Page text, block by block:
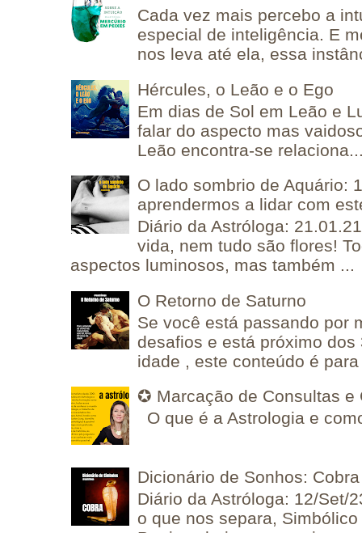
Cada vez mais percebo a
especial de inteligência. E
nos leva até ela, essa
Hércules, o Leão e o Ego
Em dias de Sol em Leão e
falar do aspecto mas
Leão encontra-se
O lado sombrio de Aquário:
aprendermos a lidar com
Diário da Astróloga:
vida, nem tudo são flores!
aspectos luminosos, mas também ...
O Retorno de Saturno
Se você está passando por
desafios e está próximo
idade , este conteúdo é
✪ Marcação de Consultas e
O que é a Astrologia e
Dicionário de Sonhos: Cobra
Diário da Astróloga: 12/Set/
o que nos separa,